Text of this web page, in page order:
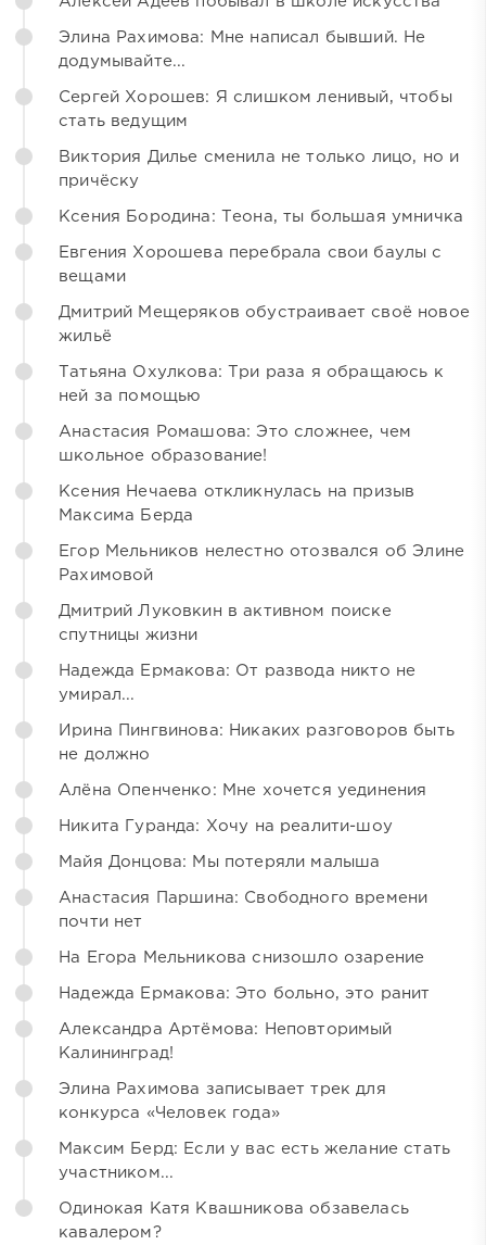
Элина Рахимова: Мне написал бывший. Не
додумывайте...
Сергей Хорошев: Я слишком ленивый, чтобы
стать ведущим
Виктория Дилье сменила не только лицо, но и
причёску
Ксения Бородина: Теона, ты большая умничка
Евгения Хорошева перебрала свои баулы с
вещами
Дмитрий Мещеряков обустраивает своё новое
жильё
Татьяна Охулкова: Три раза я обращаюсь к
ней за помощью
Анастасия Ромашова: Это сложнее, чем
школьное образование!
Ксения Нечаева откликнулась на призыв
Максима Берда
Егор Мельников нелестно отозвался об Элине
Рахимовой
Дмитрий Луковкин в активном поиске
спутницы жизни
Надежда Ермакова: От развода никто не
умирал...
Ирина Пингвинова: Никаких разговоров быть
не должно
Алёна Опенченко: Мне хочется уединения
Никита Гуранда: Хочу на реалити-шоу
Майя Донцова: Мы потеряли малыша
Анастасия Паршина: Свободного времени
почти нет
На Егора Мельникова снизошло озарение
Надежда Ермакова: Это больно, это ранит
Александра Артёмова: Неповторимый
Калининград!
Элина Рахимова записывает трек для
конкурса «Человек года»
Максим Берд: Если у вас есть желание стать
участником...
Одинокая Катя Квашникова обзавелась
кавалером?